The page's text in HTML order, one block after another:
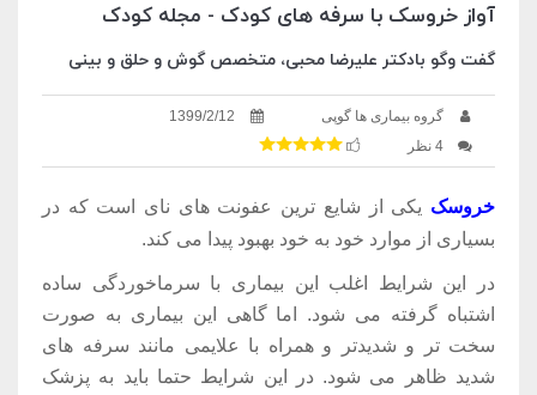
آواز خروسک با سرفه های کودک - مجله کودک
گفت وگو بادکتر علیرضا محبی، متخصص گوش و حلق و بینی
گروه بیماری ها گوپی
1399/2/12
4 نظر
خروسک یکی از شایع ترین عفونت های نای است که در
بسیاری از موارد خود به خود بهبود پیدا می کند.
در این شرایط اغلب این بیماری با سرماخوردگی ساده
اشتباه گرفته می شود. اما گاهی این بیماری به صورت
سخت تر و شدیدتر و همراه با علایمی مانند سرفه های
شدید ظاهر می شود. در این شرایط حتما باید به پزشک